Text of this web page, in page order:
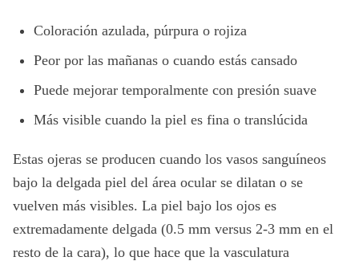
Coloración azulada, púrpura o rojiza
Peor por las mañanas o cuando estás cansado
Puede mejorar temporalmente con presión suave
Más visible cuando la piel es fina o translúcida
Estas ojeras se producen cuando los vasos sanguíneos
bajo la delgada piel del área ocular se dilatan o se
vuelven más visibles. La piel bajo los ojos es
extremadamente delgada (0.5 mm versus 2-3 mm en el
resto de la cara), lo que hace que la vasculatura